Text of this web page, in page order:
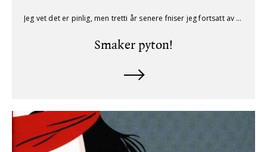
Jeg vet det er pinlig, men tretti år senere fniser jeg fortsatt av primalhumoren i det norske humorbladet Pyton.
Smaker pyton!